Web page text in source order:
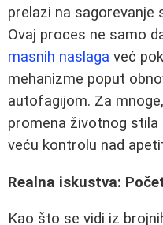
prelazi na sagorevanje
Ovaj proces ne samo
masnih naslaga već
mehanizme poput
autofagijom. Za
promena životnog stila
veću kontrolu nad
Realna iskustva:
Kao što se vidi iz